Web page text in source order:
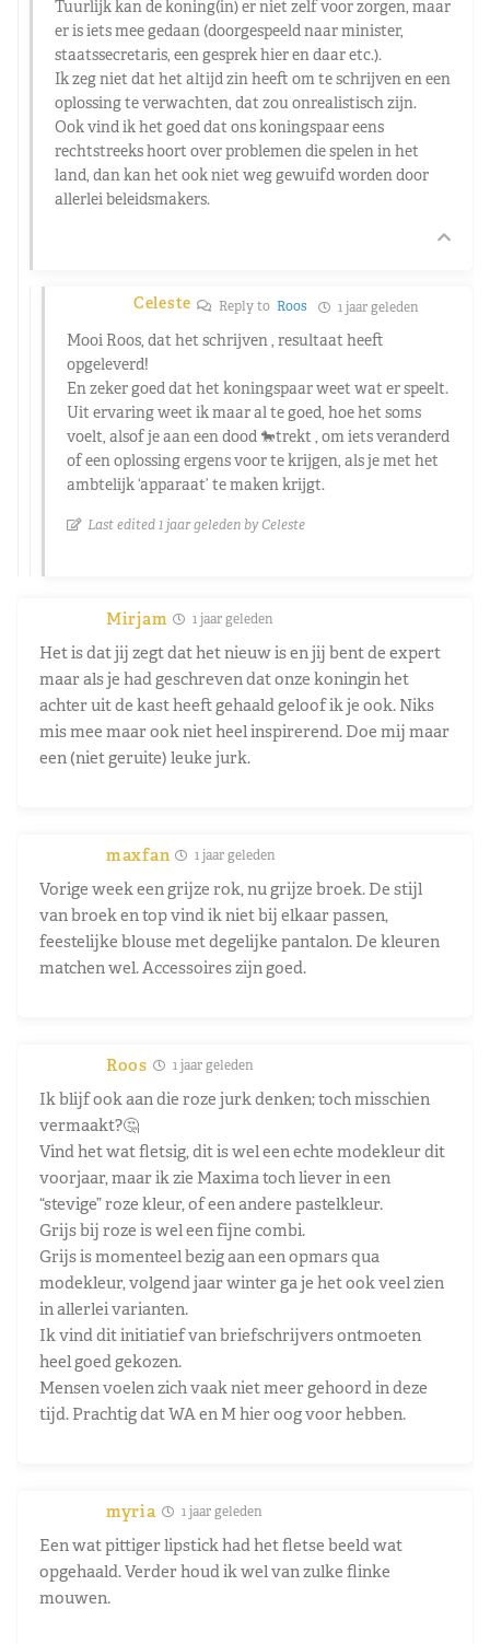
Tuurlijk kan de koning(in) er niet zelf voor zorgen, maar
er is iets mee gedaan (doorgespeeld naar minister,
staatssecretaris, een gesprek hier en daar etc.).
Ik zeg niet dat het altijd zin heeft om te schrijven en een
oplossing te verwachten, dat zou onrealistisch zijn.
Ook vind ik het goed dat ons koningspaar eens
rechtstreeks hoort over problemen die spelen in het
land, dan kan het ook niet weg gewuifd worden door
allerlei beleidsmakers.
Celeste Reply to Roos 1 jaar geleden
Mooi Roos, dat het schrijven , resultaat heeft
opgeleverd!
En zeker goed dat het koningspaar weet wat er speelt.
Uit ervaring weet ik maar al te goed, hoe het soms
voelt, alsof je aan een dood 🐎trekt , om iets veranderd
of een oplossing ergens voor te krijgen, als je met het
ambtelijk ‘apparaat’ te maken krijgt.
Last edited 1 jaar geleden by Celeste
Mirjam 1 jaar geleden
Het is dat jij zegt dat het nieuw is en jij bent de expert
maar als je had geschreven dat onze koningin het
achter uit de kast heeft gehaald geloof ik je ook. Niks
mis mee maar ook niet heel inspirerend. Doe mij maar
een (niet geruite) leuke jurk.
maxfan 1 jaar geleden
Vorige week een grijze rok, nu grijze broek. De stijl
van broek en top vind ik niet bij elkaar passen,
feestelijke blouse met degelijke pantalon. De kleuren
matchen wel. Accessoires zijn goed.
Roos 1 jaar geleden
Ik blijf ook aan die roze jurk denken; toch misschien
vermaakt?🤔
Vind het wat fletsig, dit is wel een echte modekleur dit
voorjaar, maar ik zie Maxima toch liever in een
“stevige” roze kleur, of een andere pastelkleur.
Grijs bij roze is wel een fijne combi.
Grijs is momenteel bezig aan een opmars qua
modekleur, volgend jaar winter ga je het ook veel zien
in allerlei varianten.
Ik vind dit initiatief van briefschrijvers ontmoeten
heel goed gekozen.
Mensen voelen zich vaak niet meer gehoord in deze
tijd. Prachtig dat WA en M hier oog voor hebben.
myria 1 jaar geleden
Een wat pittiger lipstick had het fletse beeld wat
opgehaald. Verder houd ik wel van zulke flinke
mouwen.